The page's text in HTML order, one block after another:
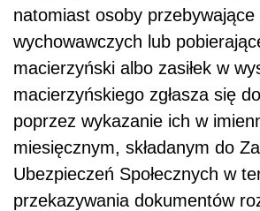
natomiast osoby przebywające
wychowawczych lub
macierzyński albo zasiłek w
macierzyńskiego zgłasza się
poprzez wykazanie ich w
miesięcznym, składanym do
Ubezpieczeń Społecznych w
przekazywania dokumentów